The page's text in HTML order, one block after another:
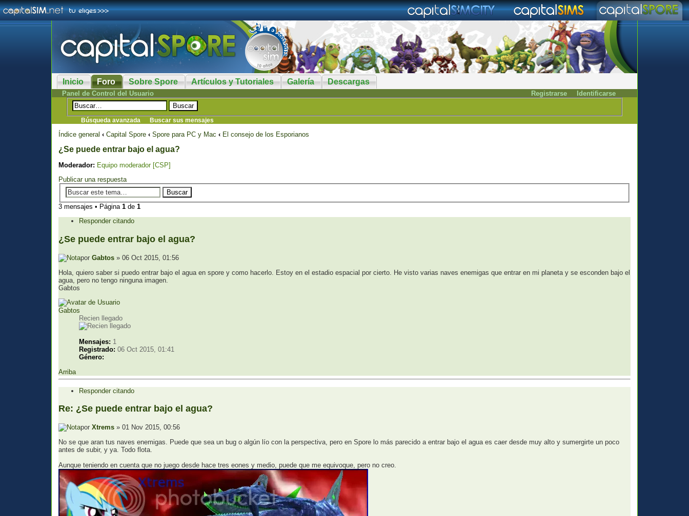
Inicio Foro Sobre Spore Artículos y Tutoriales Galería Descargas
Registrarse Identificarse
Panel de Control del Usuario
Búsqueda avanzada Buscar sus mensajes
Índice general ‹ Capital Spore ‹ Spore para PC y Mac ‹ El consejo de los Esporianos
¿Se puede entrar bajo el agua?
Moderador: Equipo moderador [CSP]
Publicar una respuesta
3 mensajes • Página1 de1
Responder citando
¿Se puede entrar bajo el agua?
porGabtos » 06 Oct 2015, 01:56
Hola, quiero saber si puedo entrar bajo el agua en spore y como hacerlo. Estoy en el estadio espacial por cierto. He visto varias naves enemigas que entrar en mi planeta y se esconden bajo el
agua, pero no tengo ninguna imagen.
Gabtos
Gabtos
Recien llegado
Mensajes: 1
Registrado: 06 Oct 2015, 01:41
Género:
Arriba
Responder citando
Re: ¿Se puede entrar bajo el agua?
porXtrems » 01 Nov 2015, 00:56
No se que aran tus naves enemigas. Puede que sea un bug o algún lío con la perspectiva, pero en Spore lo más parecido a entrar bajo el agua es caer desde muy alto y sumergirte un poco
antes de subir, y ya. Todo flota.
Aunque teniendo en cuenta que no juego desde hace tres eones y medio, puede que me equivoque, pero no creo.